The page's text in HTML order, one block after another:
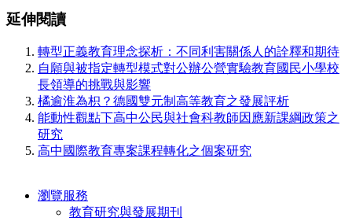
延伸閱讀
轉型正義教育理念探析：不同利害關係人的詮釋和期待
自願與被指定轉型模式對公辦公營實驗教育國民小學校
長領導的挑戰與影響
橘逾淮為枳？德國雙元制高等教育之發展評析
能動性觀點下高中公民與社會科教師因應新課綱政策之
研究
高中國際教育專案課程轉化之個案研究
瀏覽服務
教育研究與發展期刊